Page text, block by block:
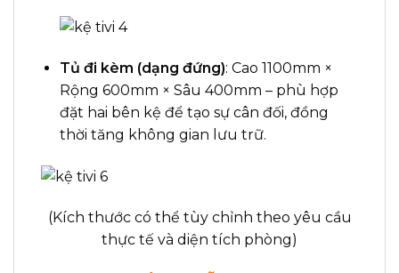
Tủ đi kèm (dạng đứng): Cao 1100mm ×
Rộng 600mm × Sâu 400mm – phù hợp
đặt hai bên kệ để tạo sự cân đối, đồng
thời tăng không gian lưu trữ.
(Kích thước có thể tùy chỉnh theo yêu cầu
thực tế và diện tích phòng)